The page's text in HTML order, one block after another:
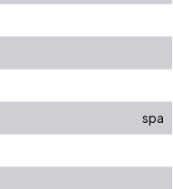
spa